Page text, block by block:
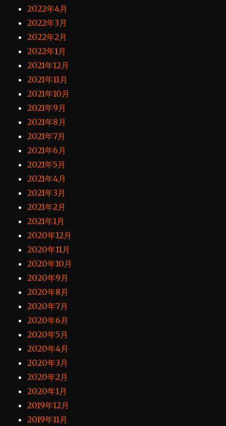
2022年4月
2022年3月
2022年2月
2022年1月
2021年12月
2021年11月
2021年10月
2021年9月
2021年8月
2021年7月
2021年6月
2021年5月
2021年4月
2021年3月
2021年2月
2021年1月
2020年12月
2020年11月
2020年10月
2020年9月
2020年8月
2020年7月
2020年6月
2020年5月
2020年4月
2020年3月
2020年2月
2020年1月
2019年12月
2019年11月